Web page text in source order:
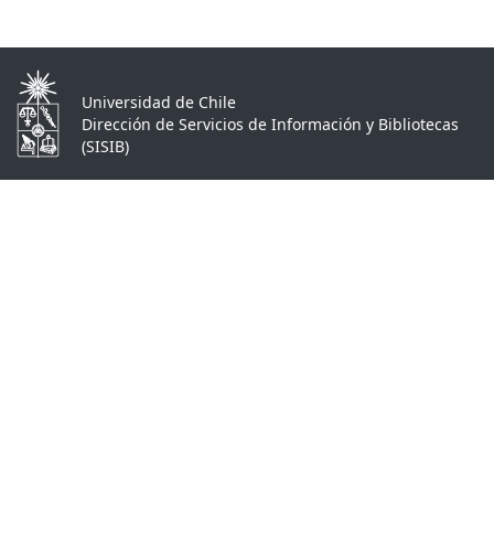
Universidad de Chile
Dirección de Servicios de Información y Bibliotecas
(SISIB)